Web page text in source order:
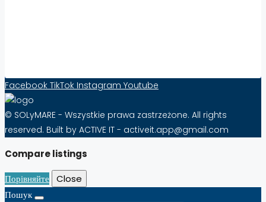
Facebook TikTok Instagram Youtube
© SOLyMARE - Wszystkie prawa zastrzeżone. All rights
reserved. Built by ACTIVE IT - activeit.app@gmail.com
Compare listings
Порівняйте
Close
Пошук